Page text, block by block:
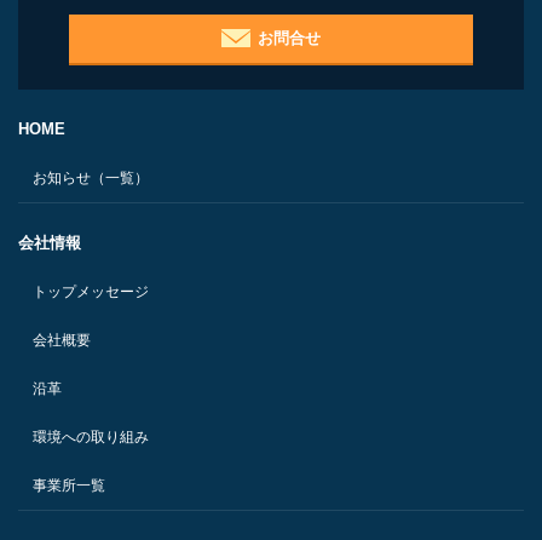
お問合せ
HOME
お知らせ（一覧）
会社情報
トップメッセージ
会社概要
沿革
環境への取り組み
事業所一覧